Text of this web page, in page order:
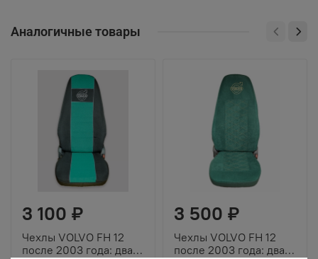
Аналогичные товары
3 100 ₽
Чехлы VOLVO FH 12
после 2003 года: два
3 500 ₽
Чехлы VOLVO FH 12
после 2003 года: два